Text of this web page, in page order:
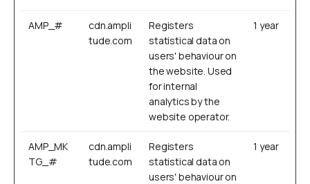
AMP_#
cdn.ampli
tude.com
Registers
statistical data on
users' behaviour on
the website. Used
for internal
analytics by the
website operator.
1 year
AMP_MK
TG_#
cdn.ampli
tude.com
Registers
statistical data on
users' behaviour on
1 year